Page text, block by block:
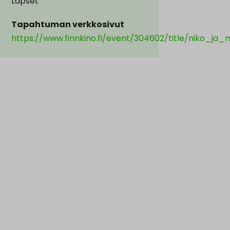
Tapahtuman verkkosivut
https://www.finnkino.fi/event/304602/title/